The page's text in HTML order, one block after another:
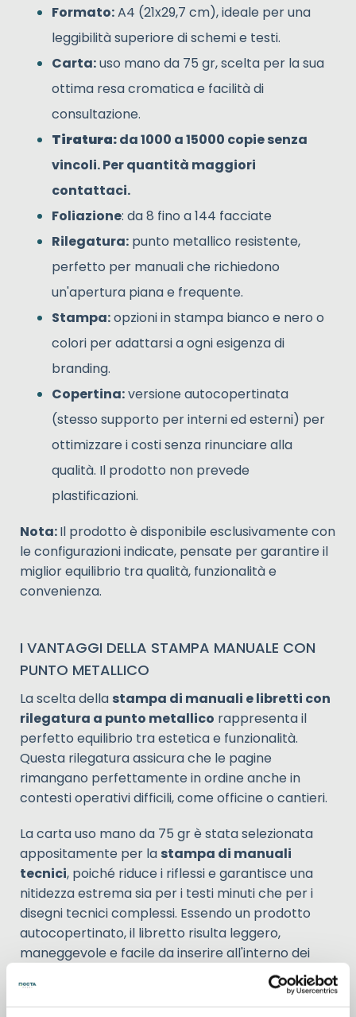
Formato:A4 (21x29,7 cm), ideale per una
leggibilità superiore di schemi e testi.
Carta:uso mano da 75 gr, scelta per la sua
ottima resa cromatica e facilità di
consultazione.
Tiratura:da 1000 a 15000 copie senza
vincoli. Per quantità maggiori
contattaci.
Foliazione: da 8 fino a 144 facciate
Rilegatura: punto metallico resistente,
perfetto per manuali che richiedono
un'apertura piana e frequente.
Stampa:opzioni in stampa bianco e nero o
colori per adattarsi a ogni esigenza di
branding.
Copertina:versione autocopertinata
(stesso supporto per interni ed esterni) per
ottimizzare i costi senza rinunciare alla
qualità. Il prodotto non prevede
plastificazioni.
Nota:Il prodotto è disponibile esclusivamente con
le configurazioni indicate, pensate per garantire il
miglior equilibrio tra qualità, funzionalità e
convenienza.
I VANTAGGI DELLA STAMPA MANUALE CON
PUNTO METALLICO
La scelta della stampa di manuali e libretti con
rilegatura a punto metallico rappresenta il
perfetto equilibrio tra estetica e funzionalità.
Questa rilegatura assicura che le pagine
rimangano perfettamente in ordine anche in
contesti operativi difficili, come officine o cantieri.
La carta uso mano da 75 gr è stata selezionata
appositamente per la stampa di manuali
tecnici, poiché riduce i riflessi e garantisce una
nitidezza estrema sia per i testi minuti che per i
disegni tecnici complessi. Essendo un prodotto
autocopertinato, il libretto risulta leggero,
maneggevole e facile da inserire all'interno dei
packaging dei prodotti, rappresentando la
soluzione più smart per la tua documentazione
ufficiale.